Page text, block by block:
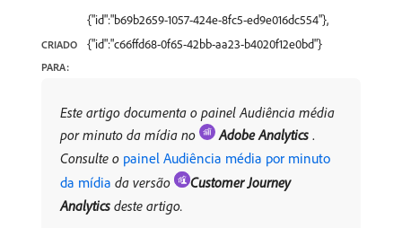
CRIADO
PARA:
{"id":"b69b2659-1057-424e-8fc5-ed9e016dc554"},
{"id":"c66ffd68-0f65-42bb-aa23-b4020f12e0bd"}
Este artigo documenta o painel Audiência média
por minuto da mídia no
​Adobe Analytics .
Consulte o painel Audiência média por minuto
da mídia da versão
Customer Journey
Analytics deste artigo.